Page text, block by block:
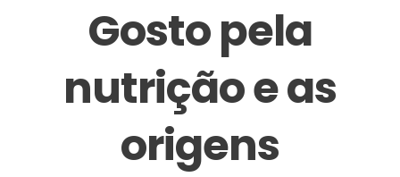
Gosto pela
nutrição e as
origens